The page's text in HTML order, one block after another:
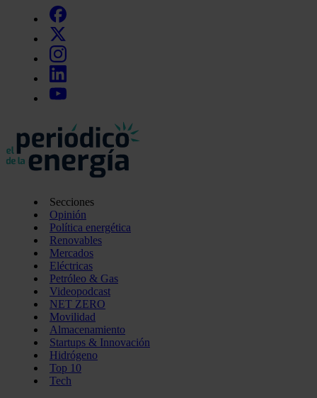
Secciones
Opinión
Política energética
Renovables
Mercados
Eléctricas
Petróleo & Gas
Videopodcast
NET ZERO
Movilidad
Almacenamiento
Startups & Innovación
Hidrógeno
Top 10
Tech